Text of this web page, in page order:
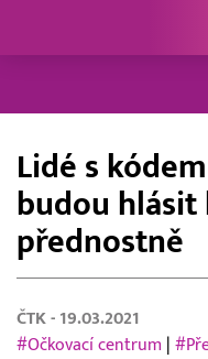
Lidé s
budou hlásit
přednostně
ČTK - 19.03.2021
#Očkovací centrum